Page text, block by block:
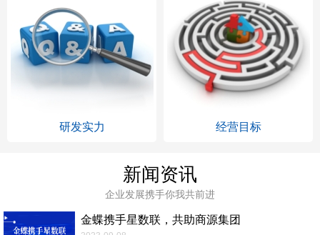
研发实力 经营目标
新闻资讯
企业发展携手你我共前进
金蝶携手星数联，共助商源集团